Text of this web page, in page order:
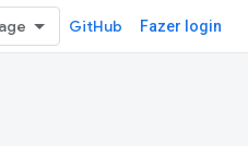
GitHub Fazer login